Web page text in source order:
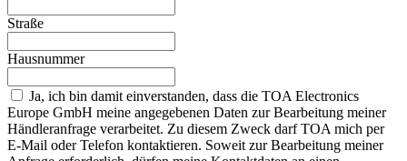
Straße
Hausnummer
Ja, ich bin damit einverstanden, dass die TOA Electronics
Europe GmbH meine angegebenen Daten zur Bearbeitung meiner
Händleranfrage verarbeitet. Zu diesem Zweck darf TOA mich per
E-Mail oder Telefon kontaktieren. Soweit zur Bearbeitung meiner